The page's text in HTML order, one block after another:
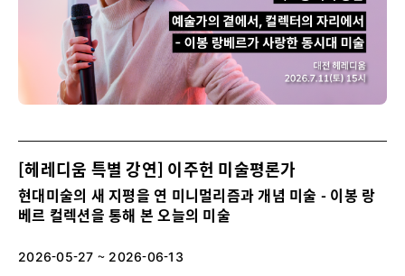
[헤레디움 특별 강연] 이주헌 미술평론가
현대미술의 새 지평을 연 미니멀리즘과 개념 미술 - 이봉 랑
베르 컬렉션을 통해 본 오늘의 미술
2026-05-27 ~ 2026-06-13